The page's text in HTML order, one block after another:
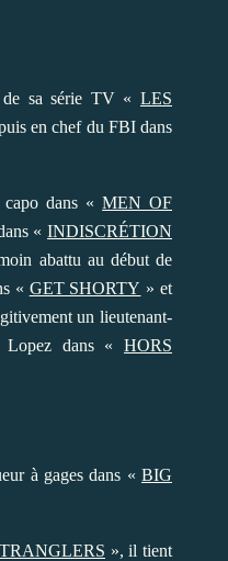
de sa série TV «LES
en chef du FBI dans
capo dans «MEN OF
«INDISCRÉTION
abattu au début de
« GET SHORTY » et
un lieutenant-
Lopez dans «HORS
à gages dans « BIG
», il tient